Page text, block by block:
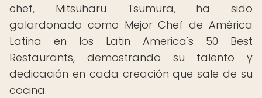
chef, Mitsuharu Tsumura, ha sido
galardonado como Mejor Chef de América
Latina en los Latin America's 50 Best
Restaurants, demostrando su talento y
dedicación en cada creación que sale de su
cocina.